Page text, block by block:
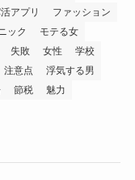
アプリ
ファッション
ック
モテる女
失敗 女性
学校
注意点
浮気する男
節税 魅力